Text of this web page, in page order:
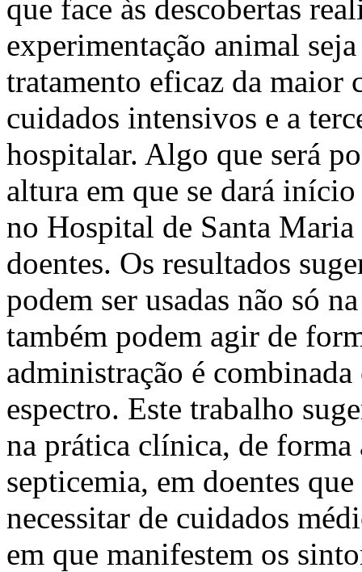
que face às descobertas
experimentação animal
tratamento eficaz da maior
cuidados intensivos e a
hospitalar. Algo que será
altura em que se dará
no Hospital de Santa
doentes. Os resultados
podem ser usadas não só
também podem agir de
administração é
espectro. Este trabalho
na prática clínica, de
septicemia, em doentes
necessitar de cuidados
em que manifestem os